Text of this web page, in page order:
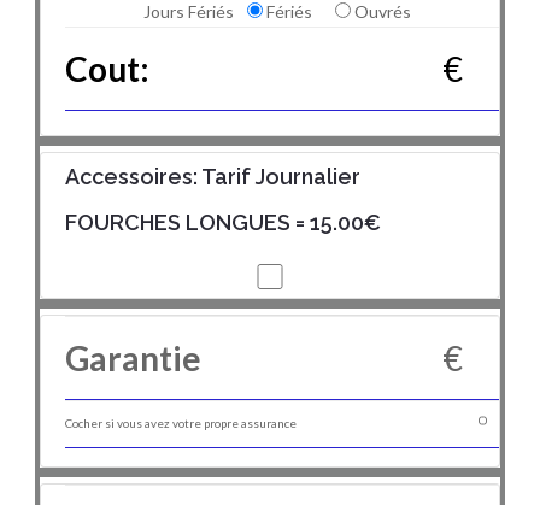
Jours Fériés
Fériés Ouvrés
Cout: €
Accessoires: Tarif Journalier
FOURCHES LONGUES = 15.00€
Garantie €
Cocher si vous avez votre propre assurance